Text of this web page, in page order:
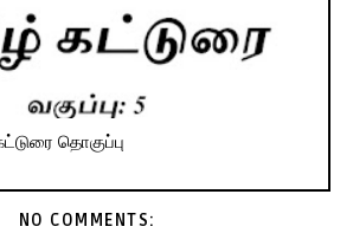
தொகுப்பு
NO COMMENTS: